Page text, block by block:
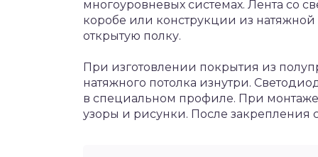
многоуровневых системах. Лента со
коробе или конструкции из
открытую полку.
При изготовлении покрытия из
натяжного потолка изнутри.
в специальном профиле. При
узоры и рисунки. После закрепления